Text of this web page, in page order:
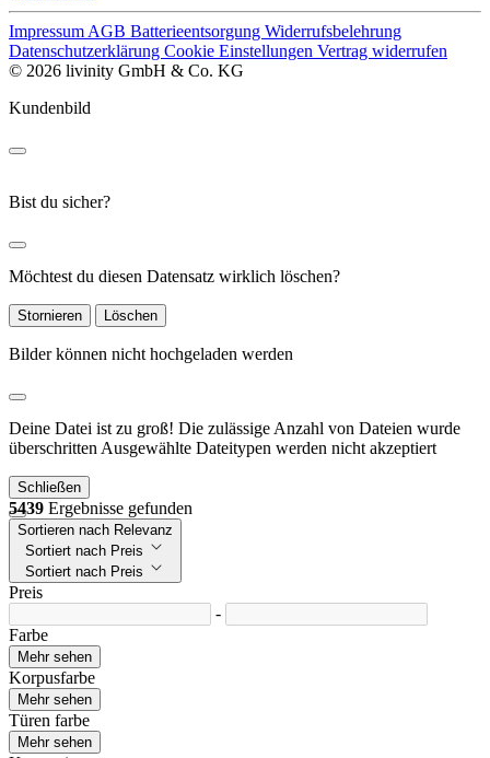
Impressum AGB Batterieentsorgung Widerrufsbelehrung
Datenschutzerklärung Cookie Einstellungen Vertrag widerrufen
© 2026 livinity GmbH & Co. KG
Kundenbild
Bist du sicher?
Möchtest du diesen Datensatz wirklich löschen?
Stornieren Löschen
Bilder können nicht hochgeladen werden
Deine Datei ist zu groß! Die zulässige Anzahl von Dateien wurde
überschritten Ausgewählte Dateitypen werden nicht akzeptiert
Schließen
5439 Ergebnisse gefunden
Sortieren nach Relevanz
Sortiert nach Preis
Sortiert nach Preis
Preis
-
Farbe
Mehr sehen
Korpusfarbe
Mehr sehen
Türen farbe
Mehr sehen